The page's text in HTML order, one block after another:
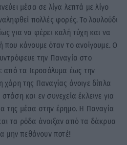
μέσα σε λίγα λεπτά με λίγο
πολλές φορές. Το λουλούδι
για να φέρει καλή τύχη και να
που κάνουμε όταν το ανοίγουμε. Ο
την Παναγία στο
από τα Ιεροσόλυμα έως την
της Παναγίας άνοιγε δίπλα
και εν συνεχεία έκλεινε για
της μέσα στην έρημο. Η Παναγία
τα ρόδα άνοιξαν από τα δάκρυα
μην πεθάνουν ποτέ!